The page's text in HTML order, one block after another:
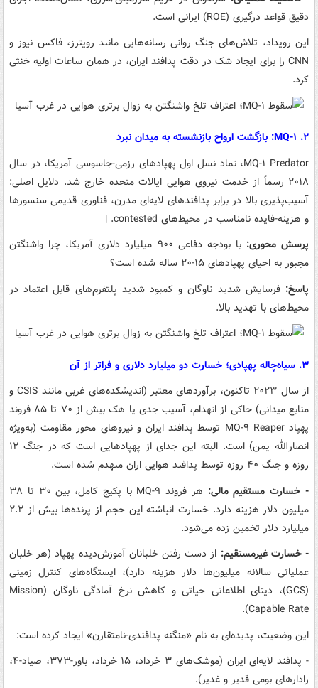
دقیق قواعد درگیری (ROE) ایرانی است.
این رویداد، تلاش‌های جنگ روانی رسانه‌هایی مانند رویترز، فاکس نیوز و
CNN را برای ایجاد شک در دقت پدافند ایران، در همان ساعات اولیه خنثی
کرد.
۲. MQ-۱: بازگشت ارواح بازنشسته به میدان نبرد
MQ-۱ Predator، نماد نسل اول پهپادهای رزمی-جاسوسی آمریکا، در سال
۲۰۱۸ رسماً از خدمت نیروی هوایی ایالات متحده خارج شد. دلایل اصلی:
آسیب‌پذیری بالا در برابر پدافندهای لایه‌ای مدرن، فناوری قدیمی سنسورها
و هزینه-فایده نامناسب در محیط‌های contested. |
پرسش محوری:
با بودجه دفاعی ۹۰۰ میلیارد دلاری آمریکا، چرا واشنگتن
مجبور به احیای پهپادهای ۱۵-۲۰ ساله شده است؟
پاسخ: فرسایش شدید ناوگان و کمبود شدید پلتفرم‌های قابل اعتماد در
محیط‌های با تهدید بالا.
۳. سیاه‌چاله پهپادی؛ خسارت دو میلیارد دلاری و فراتر از آن
از سال ۲۰۲۳ تاکنون، برآوردهای معتبر (اندیشکده‌های غربی مانند CSIS و
منابع میدانی) حاکی از انهدام، آسیب جدی یا هک بیش از ۷۰ تا ۸۵ فروند
پهپاد MQ-۹ Reaper توسط پدافند ایران و نیروهای محور مقاومت (به‌ویژه
انصارالله یمن) است. البته این جدای از پهپادهایی است که در جنگ ۱۲
روزه و جنگ ۴۰ روزه توسط پدافند هوایی اران منهدم شده است.
- خسارت مستقیم مالی:
هر فروند MQ-۹ با پکیج کامل، بین ۳۰ تا ۳۸
میلیون دلار هزینه دارد. خسارت انباشته این حجم از پرنده‌ها بیش از ۲.۲
میلیارد دلار تخمین زده می‌شود.
- خسارت غیرمستقیم: از دست رفتن خلبانان آموزش‌دیده پهپاد (هر خلبان
عملیاتی سالانه میلیون‌ها دلار هزینه دارد)، ایستگاه‌های کنترل زمینی
(GCS)، دیتای اطلاعاتی حیاتی و کاهش نرخ آمادگی ناوگان (Mission
Capable Rate).
این وضعیت، پدیده‌ای به نام «منگنه پدافندی-نامتقارن» ایجاد کرده است:
- پدافند لایه‌ای ایران (موشک‌های ۳ خرداد، ۱۵ خرداد، باور-۳۷۳، صیاد-۴،
رادارهای بومی قدیر و غدیر).